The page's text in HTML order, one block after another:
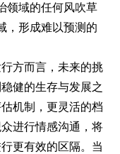
领域的任何风吹草
，形成难以预测的
方而言，未来的挑
健的生存与发展之
机制，更灵活的档
进行情感沟通，将
更有效的区隔。当